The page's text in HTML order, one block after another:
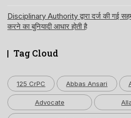
Disciplinary Authority द्वारा दर्ज की गई
करने का बुनियादी आधार होती है
Tag Cloud
125 CrPC Abbas Ansari
Advocate